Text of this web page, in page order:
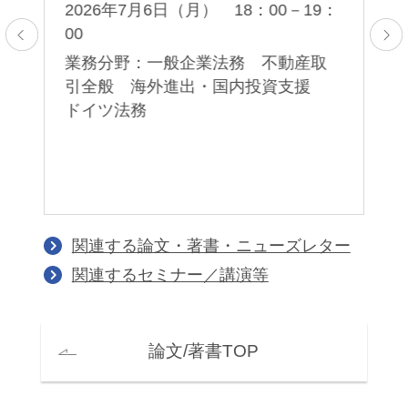
2026年7月6日（月） 18：00－19：
00
業務分野：一般企業法務 不動産取
引全般 海外進出・国内投資支援
ドイツ法務
関連する論文・著書・ニューズレター
関連するセミナー／講演等
論文/著書TOP